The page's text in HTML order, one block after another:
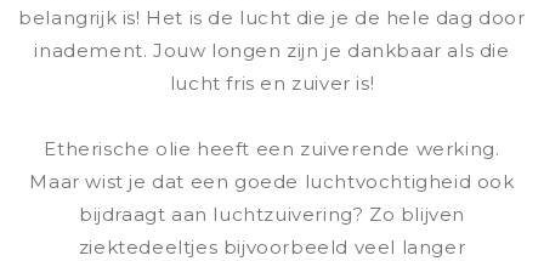
belangrijk is! Het is de lucht die je de hele dag door
inadement. Jouw longen zijn je dankbaar als die
lucht fris en zuiver is!
Etherische olie heeft een zuiverende werking.
Maar wist je dat een goede luchtvochtigheid ook
bijdraagt aan luchtzuivering? Zo blijven
ziektedeeltjes bijvoorbeeld veel langer